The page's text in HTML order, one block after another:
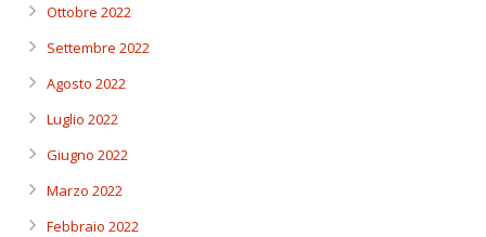
Ottobre 2022
Settembre 2022
Agosto 2022
Luglio 2022
Giugno 2022
Marzo 2022
Febbraio 2022